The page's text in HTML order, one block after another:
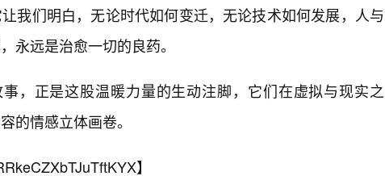
我们明白，无论时代如何变迁，无论技术如何发展，人与
永远是治愈一切的良药。
事，正是这股温暖力量的生动注脚，它们在虚拟与现实之
的情感立体画卷。
】